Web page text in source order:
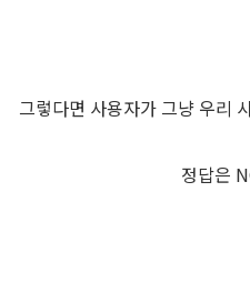
그렇다면 사용자가 그냥 우리
정답은